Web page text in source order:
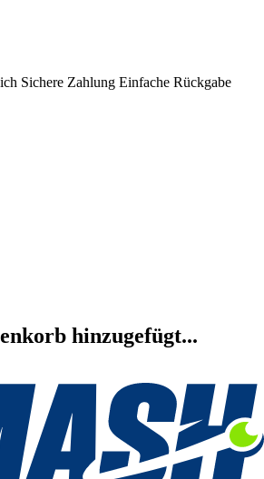
Sichere Zahlung Einfache Rückgabe
hinzugefügt...